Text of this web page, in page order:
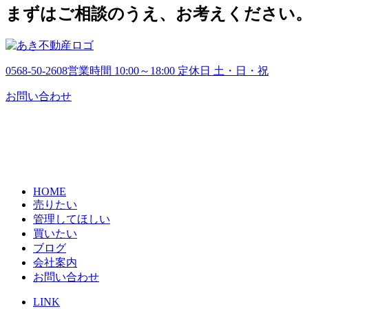
ブ
まずはご相談のうえ、お考えください。
0568-50-2608営業時間 10:00～18:00 定休日 土・日・祝
お問い合わせ
HOME
売りたい
管理してほしい
買いたい
ブログ
会社案内
お問い合わせ
LINK